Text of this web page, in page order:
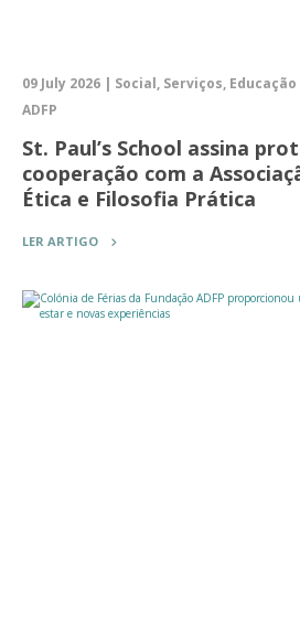
09 July 2026 | Social, Serviços,
ADFP
St. Paul’s School assina
cooperação com a
Ética e Filosofia Prática
LER ARTIGO